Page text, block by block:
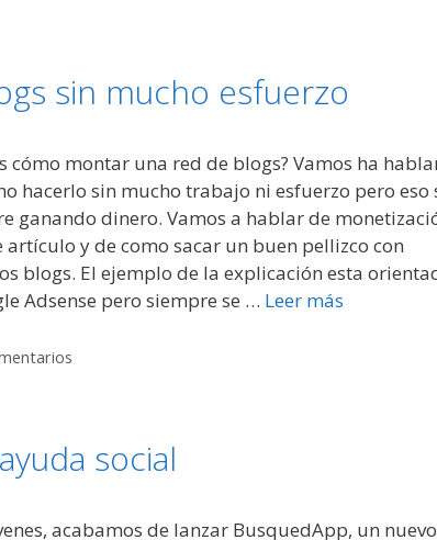
sin mucho esfuerzo
cómo montar una red de blogs? Vamos ha
hacerlo sin mucho trabajo ni esfuerzo pero eso
ganando dinero. Vamos a hablar de
artículo y de como sacar un buen pellizco con
blogs. El ejemplo de la explicación esta
Adsense pero siempre se … Leer más
social
acabamos de lanzar BusquedApp, un nuevo